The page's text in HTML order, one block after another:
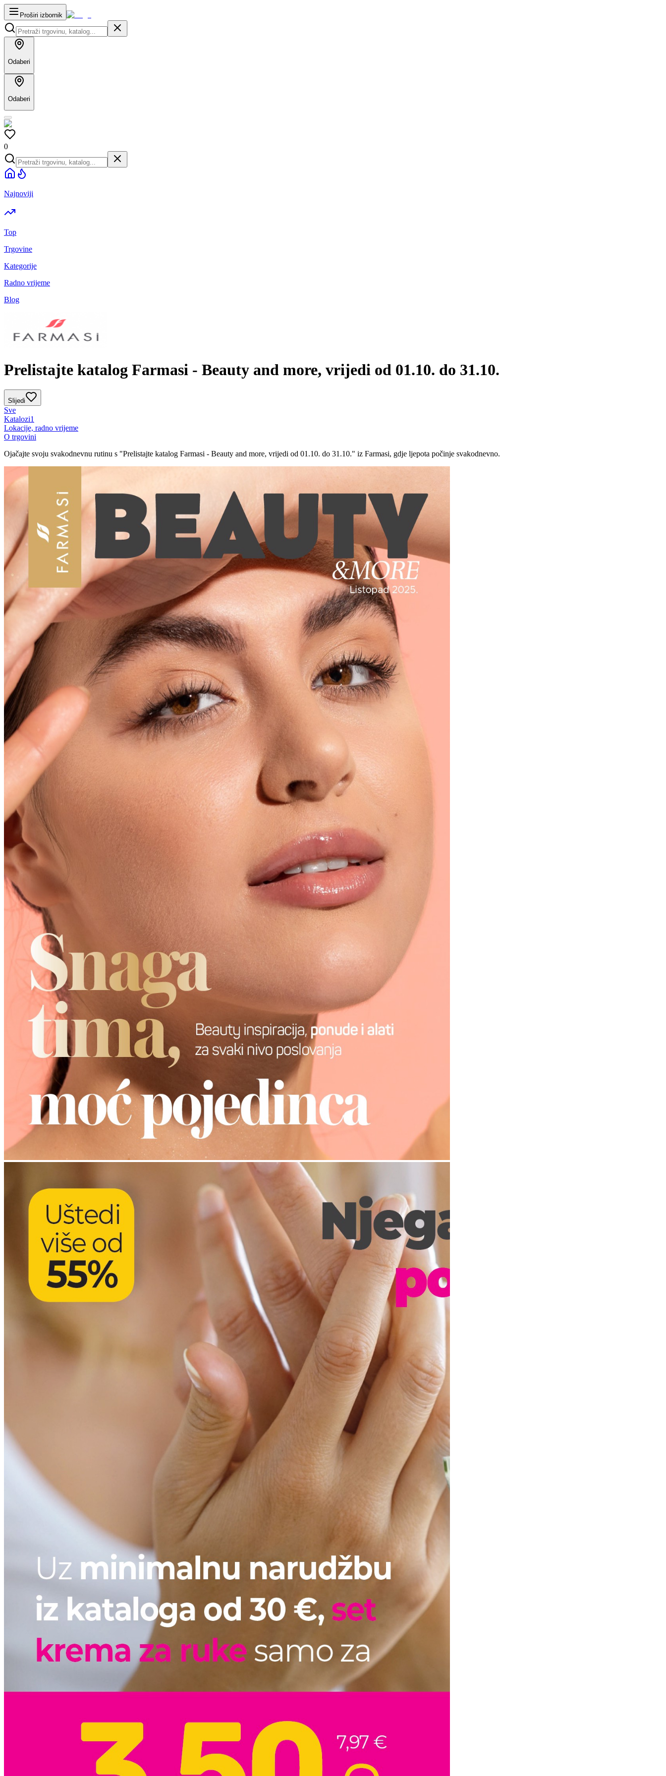
Proširi izbornik
Odaberi
Odaberi
0
Najnoviji
Top
Trgovine
Kategorije
Radno vrijeme
Blog
Prelistajte katalog Farmasi - Beauty and more, vrijedi od 01.10. do 31.10.
Slijedi
Sve
Katalozi1
Lokacije, radno vrijeme
O trgovini
Ojačajte svoju svakodnevnu rutinu s "Prelistajte katalog Farmasi - Beauty and more, vrijedi od 01.10. do 31.10." iz Farmasi, gdje ljepota počinje svakodnevno.